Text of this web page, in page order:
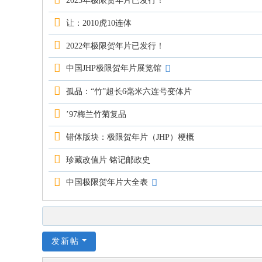
让：2010虎10连体
2022年极限贺年片已发行！
中国JHP极限贺年片展览馆
孤品：“竹”超长6毫米六连号变体片
’97梅兰竹菊复品
错体版块：极限贺年片（JHP）梗概
珍藏改值片 铭记邮政史
中国极限贺年片大全表
发新帖